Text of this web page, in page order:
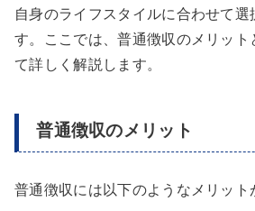
自身のライフスタイルに合わせて
す。ここでは、普通徴収のメリット
て詳しく解説します。
普通徴収のメリット
普通徴収には以下のようなメリット